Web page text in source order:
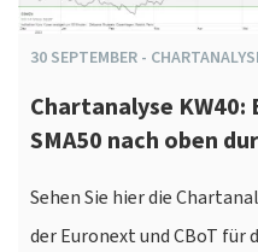
30 SEPTEMBER -
Chartanalyse KW40:
SMA50 nach oben
Sehen Sie hier die
der Euronext und CBoT für